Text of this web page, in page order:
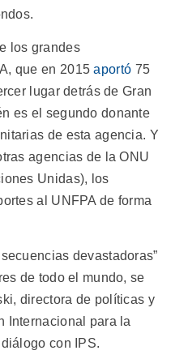
los grandes
que en 2015aportó 75
lugar detrás de Gran
es el segundo donante
de esta agencia. Y
agencias de la ONU
Unidas), los
al UNFPA de forma
devastadoras”
de todo el mundo, se
directora de políticas y
Internacional para la
con IPS.